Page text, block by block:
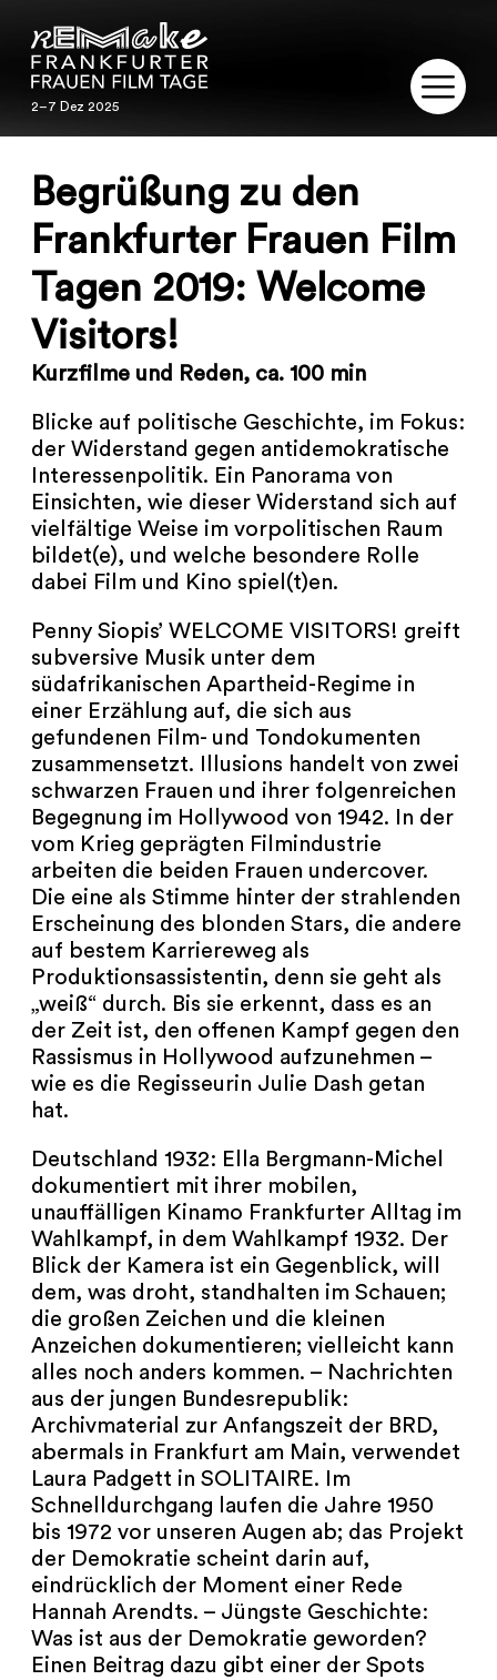
2–7 Dez 2025
2–7 Dez 2025
PROGRAMM
SERVICE
KONTAKT
NEWSLETTER
PRESSE
ARCHIV
de COOKIES
Begrüßung zu den
Frankfurter Frauen Film
Tagen 2019: Welcome
Visitors!
Kurzfilme und Reden, ca. 100 min
Blicke auf politische Geschichte, im Fokus:
der Widerstand gegen antidemokratische
Interessenpolitik. Ein Panorama von
Einsichten, wie dieser Widerstand sich auf
vielfältige Weise im vorpolitischen Raum
bildet(e), und welche besondere Rolle
dabei Film und Kino spiel(t)en.
Penny Siopis’ WELCOME VISITORS! greift
subversive Musik unter dem
südafrikanischen Apartheid-Regime in
einer Erzählung auf, die sich aus
gefundenen Film- und Tondokumenten
zusammensetzt. Illusions handelt von zwei
schwarzen Frauen und ihrer folgenreichen
Begegnung im Hollywood von 1942. In der
vom Krieg geprägten Filmindustrie
arbeiten die beiden Frauen undercover.
Die eine als Stimme hinter der strahlenden
Erscheinung des blonden Stars, die andere
auf bestem Karriereweg als
Produktionsassistentin, denn sie geht als
„weiß“ durch. Bis sie erkennt, dass es an
der Zeit ist, den offenen Kampf gegen den
Rassismus in Hollywood aufzunehmen –
wie es die Regisseurin Julie Dash getan
hat.
Deutschland 1932: Ella Bergmann-Michel
dokumentiert mit ihrer mobilen,
unauffälligen Kinamo Frankfurter Alltag im
Wahlkampf, in dem Wahlkampf 1932. Der
Blick der Kamera ist ein Gegenblick, will
dem, was droht, standhalten im Schauen;
die großen Zeichen und die kleinen
Anzeichen dokumentieren; vielleicht kann
alles noch anders kommen. – Nachrichten
aus der jungen Bundesrepublik:
Archivmaterial zur Anfangszeit der BRD,
abermals in Frankfurt am Main, verwendet
Laura Padgett in SOLITAIRE. Im
Schnelldurchgang laufen die Jahre 1950
bis 1972 vor unseren Augen ab; das Projekt
der Demokratie scheint darin auf,
eindrücklich der Moment einer Rede
Hannah Arendts. – Jüngste Geschichte:
Was ist aus der Demokratie geworden?
Einen Beitrag dazu gibt einer der Spots